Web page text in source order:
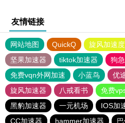
友情链接
网站地图 QuickQ 旋风加速
坚果加速器
tiktok加速器
狗
免费vqn外网加速
小蓝鸟 优
旋风加速器
八戒看书
免费
黑豹加速器
一元机场 IOS加
CC加速器
hammer加速器